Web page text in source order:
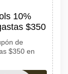
10%
$350
de
$350 en